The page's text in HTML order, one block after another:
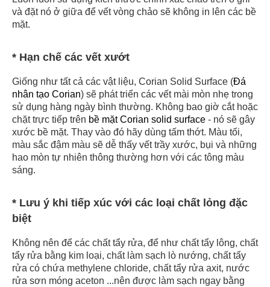
và đặt nó ở giữa để vết vòng chảo sẽ không in lên các bề
mặt.
* Hạn chế các vết xướt
Giống như tất cả các vật liệu, Corian Solid Surface (Đá
nhân tạo Corian) sẽ phát triển các vết mài mòn nhẹ trong
sử dụng hàng ngày bình thường. Không bao giờ cắt hoặc
chặt trực tiếp trên bề mặt Corian solid surface - nó sẽ gây
xước bề mặt. Thay vào đó hãy dùng tấm thớt. Màu tối,
màu sắc đậm màu sẽ dễ thấy vết trầy xước, bụi và những
hao mòn tự nhiên thông thường hơn với các tông màu
sáng.
* Lưu ý khi tiếp xúc với các loại chất lỏng đặc
biệt
Không nên để các chất tẩy rửa, để như chất tẩy lông, chất
tẩy rửa bằng kim loại, chất làm sạch lò nướng, chất tẩy
rửa có chứa methylene chloride, chất tẩy rửa axit, nước
rửa sơn móng aceton ...nên được làm sạch ngay bằng